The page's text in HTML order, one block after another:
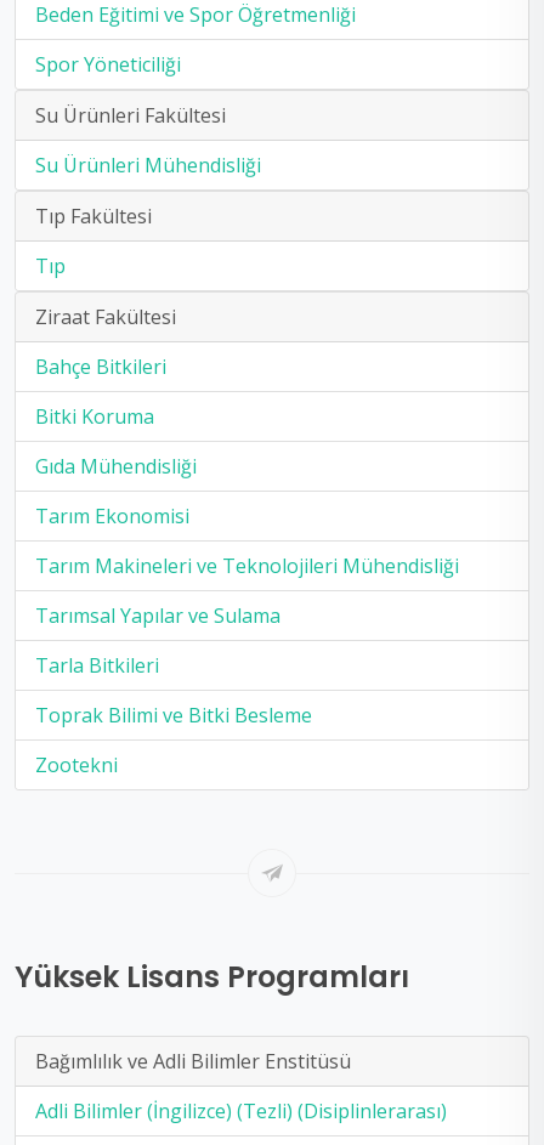
Beden Eğitimi ve Spor Öğretmenliği
Spor Yöneticiliği
Su Ürünleri Fakültesi
Su Ürünleri Mühendisliği
Tıp Fakültesi
Tıp
Ziraat Fakültesi
Bahçe Bitkileri
Bitki Koruma
Gıda Mühendisliği
Tarım Ekonomisi
Tarım Makineleri ve Teknolojileri Mühendisliği
Tarımsal Yapılar ve Sulama
Tarla Bitkileri
Toprak Bilimi ve Bitki Besleme
Zootekni
Yüksek Lisans Programları
Bağımlılık ve Adli Bilimler Enstitüsü
Adli Bilimler (İngilizce) (Tezli) (Disiplinlerarası)